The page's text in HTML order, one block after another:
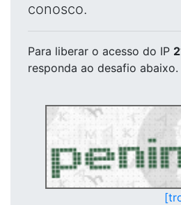
conosco.
Para liberar o acesso do IP
responda ao desafio abaixo.